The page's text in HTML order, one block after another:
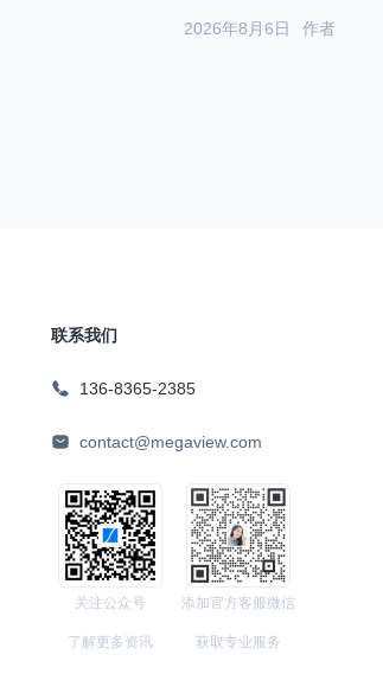
作者：销
2026年8月6日
联系我们
136-8365-2385
contact@megaview.com
关注公众号
了解更多资讯
添加官方客服微信
获取专业服务